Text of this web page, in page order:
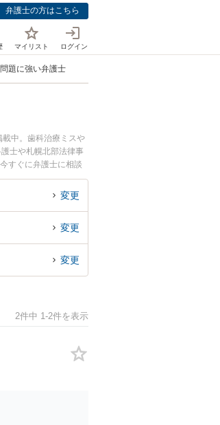
弁護士の方はこちら
マイリスト ログイン
題に強い弁護士
中。歯科治療ミスや
士や札幌北部法律事
すぐに弁護士に相談
士に相談予約したい』
変更
変更
変更
2件中 1-2件を表示